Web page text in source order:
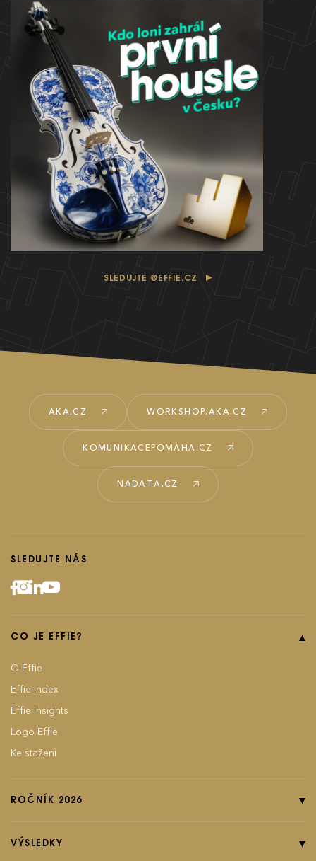
SLEDUJTE @EFFIE.CZ
AKA.CZ WORKSHOP.AKA.CZ
KOMUNIKACEPOMAHA.CZ
NADATA.CZ
SLEDUJTE NÁS
CO JE EFFIE?
O Effie
Effie Index
Effie Insights
Logo Effie
Ke stažení
ROČNÍK 2026
Pravidla soutěže
VÝSLEDKY